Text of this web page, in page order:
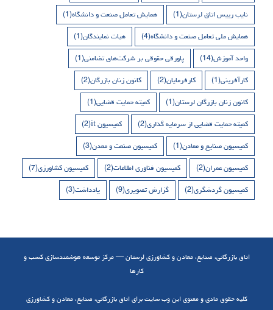
نایب رییس اتاق لرستان(1) همایش تعامل صنعت و دانشگاه(1)
همایش ملی تعامل صنعت و دانشگاه(4) هیات نمایندگان(1)
واحد آموزش(14) پاورقی حقوقی بر شرکت‌های تضامنی(1)
کارآفرینی(1) کارفرمایان(2) کانون زنان بازرگان(2)
کانون زنان بازرگان لرستان(1) کمیته حمایت قضایی(1)
کمیته حمایت قضایی از سرمایه گذاری(2) کمیسیون it (2)
کمیسیون صنایع و معادن(1) کمیسیون صنعت و معدن(3)
کمیسیون عمران(2) کمیسیون فناوری اطلاعات(2) کمیسیون کشاورزی(7)
کمیسیون گردشگری(2) گزارش تصویری(9) یادداشت(3)
اتاق بازرگانی، صنایع، معادن و کشاورزی لرستان — مرکز توسعه هوشمندسازی کسب و
کارها
کلیه حقوق مادی و معنوی این وب سایت برای اتاق بازرگانی، صنایع، معادن و کشاورزی